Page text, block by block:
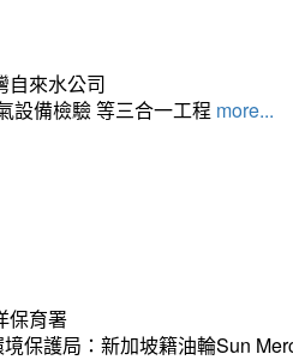
自來水公司
設備檢驗 等三合一工程 more...
保育署
保護局：新加坡籍油輪Sun